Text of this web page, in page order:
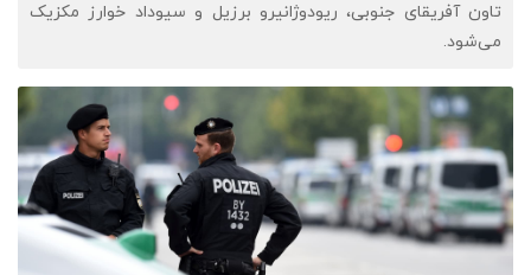
تاون آفریقای جنوبی، ریودوژانیرو برزیل و سیوداد خوارز مکزیک
می‌شود.